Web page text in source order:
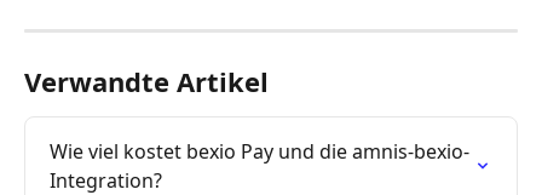
Verwandte Artikel
Wie viel kostet bexio Pay und die amnis-bexio-
Integration?